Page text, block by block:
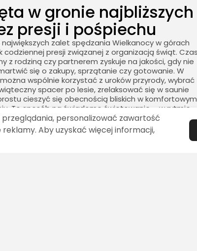
w gronie najbliższych
presji i pośpiechu
zalet spędzania Wielkanocy w górach
codziennej presji związanej z organizacją świąt.
z rodziną czy partnerem zyskuje na jakości, gdy nie
się o zakupy, sprzątanie czy gotowanie. W
wspólnie korzystać z uroków przyrody, wybrać
spacer po lesie, zrelaksować się w saunie
cieszyć się obecnością bliskich w komfortowym
To sposób na świadome świętowanie – w rytmie
potrzeb.personalizować zawartość
Aby uzyskać więcej informacji,